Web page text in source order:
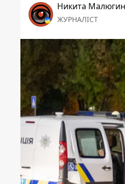
Никита Малюгин
ЖУРНАЛІСТ